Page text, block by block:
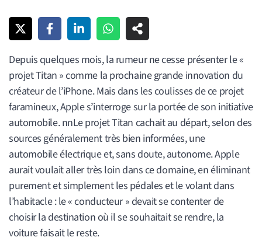
Depuis quelques mois, la rumeur ne cesse présenter le «
projet Titan » comme la prochaine grande innovation du
créateur de l’iPhone. Mais dans les coulisses de ce projet
faramineux, Apple s’interroge sur la portée de son initiative
automobile. nnLe projet Titan cachait au départ, selon des
sources généralement très bien informées, une
automobile électrique et, sans doute, autonome. Apple
aurait voulait aller très loin dans ce domaine, en éliminant
purement et simplement les pédales et le volant dans
l’habitacle : le « conducteur » devait se contenter de
choisir la destination où il se souhaitait se rendre, la
voiture faisait le reste.